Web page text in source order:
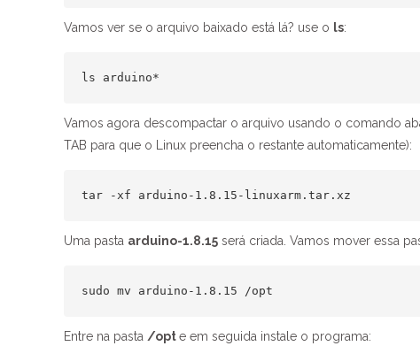
Vamos ver se o arquivo baixado está lá? use o ls:
ls arduino*
Vamos agora descompactar o arquivo usando o comando
TAB para que o Linux preencha o restante automaticamente):
tar -xf arduino-1.8.15-linuxarm.tar.xz
Uma pasta arduino-1.8.15 será criada. Vamos mover essa
sudo mv arduino-1.8.15 /opt
Entre na pasta /opte em seguida instale o programa: